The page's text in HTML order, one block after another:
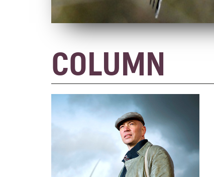
COLUMN